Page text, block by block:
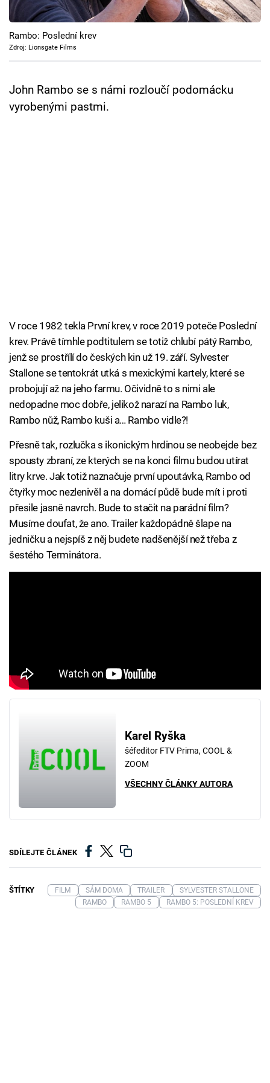
Cool Esport
Pořady
Sledujte prima+
Rambo: Poslední krev
Zdroj: Lionsgate Films
John Rambo se s námi rozloučí podomácku
vyrobenými pastmi.
V roce 1982 tekla První krev, v roce 2019 poteče Poslední
krev. Právě tímhle podtitulem se totiž chlubí pátý Rambo,
jenž se prostřílí do českých kin už 19. září. Sylvester
Stallone se tentokrát utká s mexickými kartely, které se
probojují až na jeho farmu. Očividně to s nimi ale
nedopadne moc dobře, jelikož narazí na Rambo luk,
Rambo nůž, Rambo kuši a… Rambo vidle?!
Přesně tak, rozlučka s ikonickým hrdinou se neobejde bez
spousty zbraní, ze kterých se na konci filmu budou utírat
litry krve. Jak totiž naznačuje první upoutávka, Rambo od
čtyřky moc nezlenivěl a na domácí půdě bude mít i proti
přesile jasně navrch. Bude to stačit na parádní film?
Musíme doufat, že ano. Trailer každopádně šlape na
jedničku a nejspíš z něj budete nadšenější než třeba z
šestého Terminátora.
Karel Ryška
šéfeditor FTV Prima, COOL &
ZOOM
VŠECHNY ČLÁNKY AUTORA
SDÍLEJTE ČLÁNEK
ŠTÍTKY FILM SÁM DOMA TRAILER
SYLVESTER STALLONE
RAMBO
RAMBO 5 RAMBO 5: POSLEDNÍ KREV